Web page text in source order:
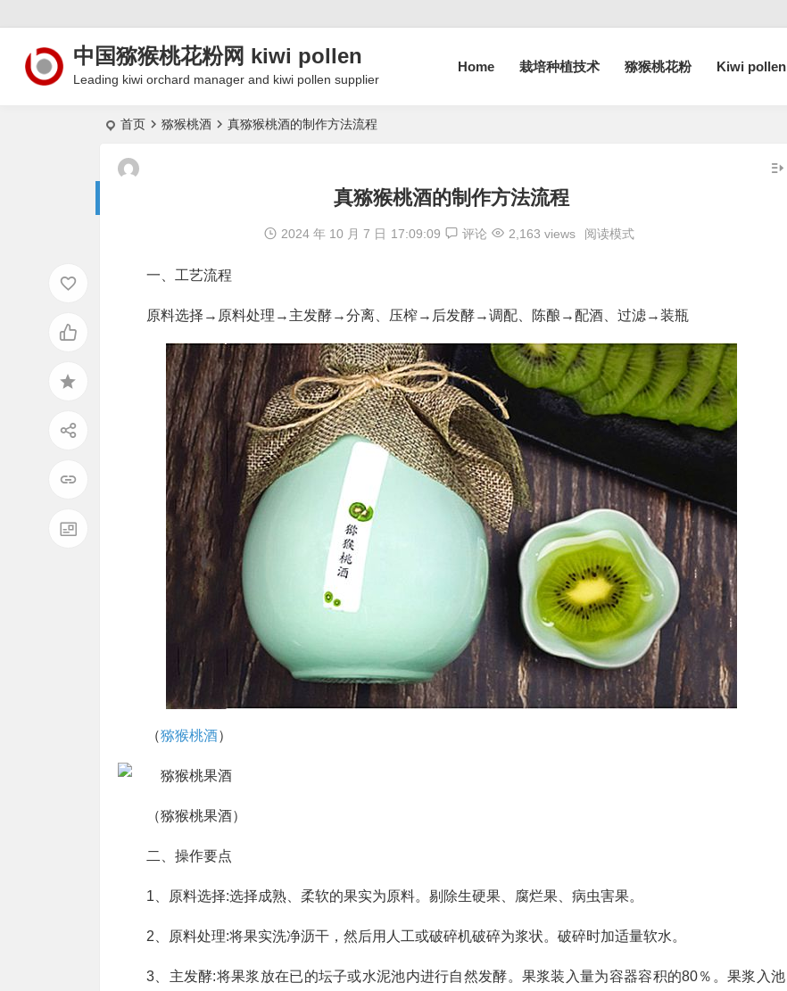
中国猕猴桃花粉网 kiwi pollen
Leading kiwi orchard manager and kiwi pollen supplier
Home 栽培种植技术 猕猴桃花粉 Kiwi pollen
首页 猕猴桃酒 真猕猴桃酒的制作方法流程
真猕猴桃酒的制作方法流程
2024 年 10 月 7 日 17:09:09 评论 2,163 views 阅读模式
一、工艺流程
原料选择→原料处理→主发酵→分离、压榨→后发酵→调配、陈酿→配酒、过滤→装瓶
（猕猴桃酒）
（猕猴桃果酒）
二、操作要点
1、原料选择:选择成熟、柔软的果实为原料。剔除生硬果、腐烂果、病虫害果。
2、原料处理:将果实洗净沥干，然后用人工或破碎机破碎为浆状。破碎时加适量软水。
3、主发酵:将果浆放在已的坛子或水泥池内进行自然发酵。果浆装入量为容器容积的80％。果浆入池